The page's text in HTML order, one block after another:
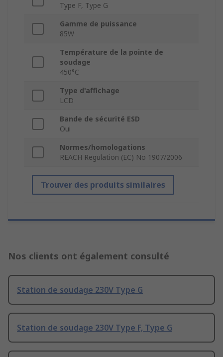
Type F, Type G
Gamme de puissance
85W
Température de la pointe de
soudage
450°C
Type d'affichage
LCD
Bande de sécurité ESD
Oui
Normes/homologations
REACH Regulation (EC) No 1907/2006
Trouver des produits similaires
Nos clients ont également consulté
Station de soudage 230V Type G
Station de soudage 230V Type F, Type G